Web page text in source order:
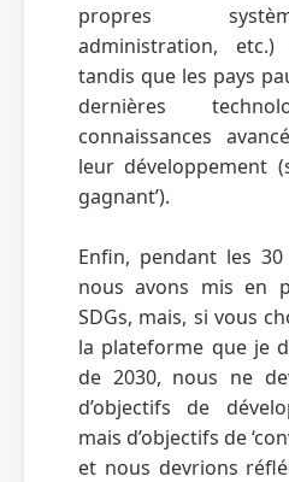
propres
administration,
tandis que les pays
dernières
connaissances
leur développement
gagnant’).
Enfin, pendant les
nous avons mis en
SDGs, mais, si vous
la plateforme que je
de 2030, nous ne
d’objectifs de
mais d’objectifs de
et nous devrions